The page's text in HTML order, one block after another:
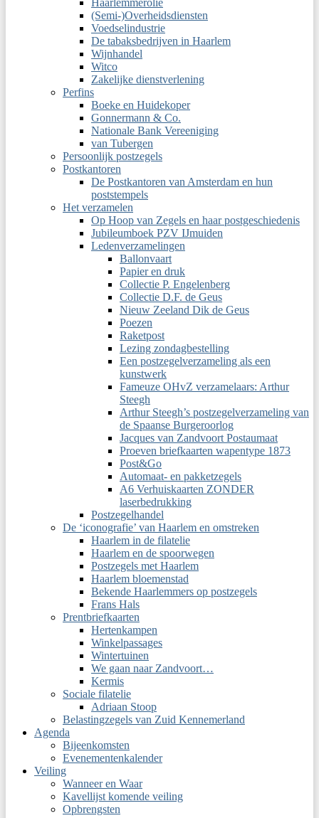
Haarlemmerolie
(Semi-)Overheidsdiensten
Voedselindustrie
De tabaksbedrijven in Haarlem
Wijnhandel
Witco
Zakelijke dienstverlening
Perfins
Boeke en Huidekoper
Gonnermann & Co.
Nationale Bank Vereeniging
van Tubergen
Persoonlijk postzegels
Postkantoren
De Postkantoren van Amsterdam en hun
poststempels
Het verzamelen
Op Hoop van Zegels en haar postgeschiedenis
Jubileumboek PZV IJmuiden
Ledenverzamelingen
Ballonvaart
Papier en druk
Collectie P. Engelenberg
Collectie D.F. de Geus
Nieuw Zeeland Dik de Geus
Poezen
Raketpost
Lezing zondagbestelling
Een postzegelverzameling als een
kunstwerk
Fameuze OHvZ verzamelaars: Arthur
Steegh
Arthur Steegh’s postzegelverzameling van
de Spaanse Burgeroorlog
Jacques van Zandvoort Postaumaat
Proeven briefkaarten wapentype 1873
Post&Go
Automaat- en pakketzegels
A6 Verhuiskaarten ZONDER
laserbedrukking
Postzegelhandel
De ‘iconografie’ van Haarlem en omstreken
Haarlem in de filatelie
Haarlem en de spoorwegen
Postzegels met Haarlem
Haarlem bloemenstad
Bekende Haarlemmers op postzegels
Frans Hals
Prentbriefkaarten
Hertenkampen
Winkelpassages
Wintertuinen
We gaan naar Zandvoort…
Kermis
Sociale filatelie
Adriaan Stoop
Belastingzegels van Zuid Kennemerland
Agenda
Bijeenkomsten
Evenementenkalender
Veiling
Wanneer en Waar
Kavellijst komende veiling
Opbrengsten